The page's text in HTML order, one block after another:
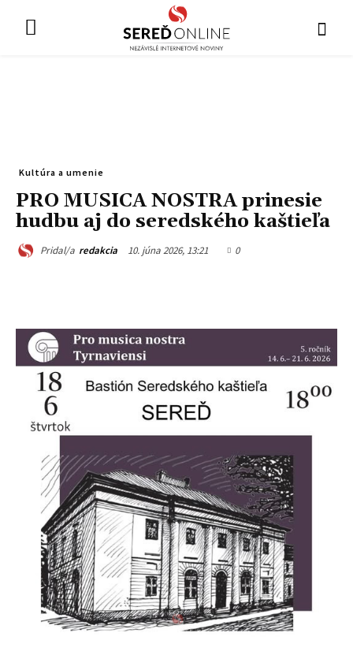
Kultúra a umenie
PRO MUSICA NOSTRA prinesie
hudbu aj do seredského kaštieľa
Pridal/a redakcia 10. júna 2026, 13:21 0